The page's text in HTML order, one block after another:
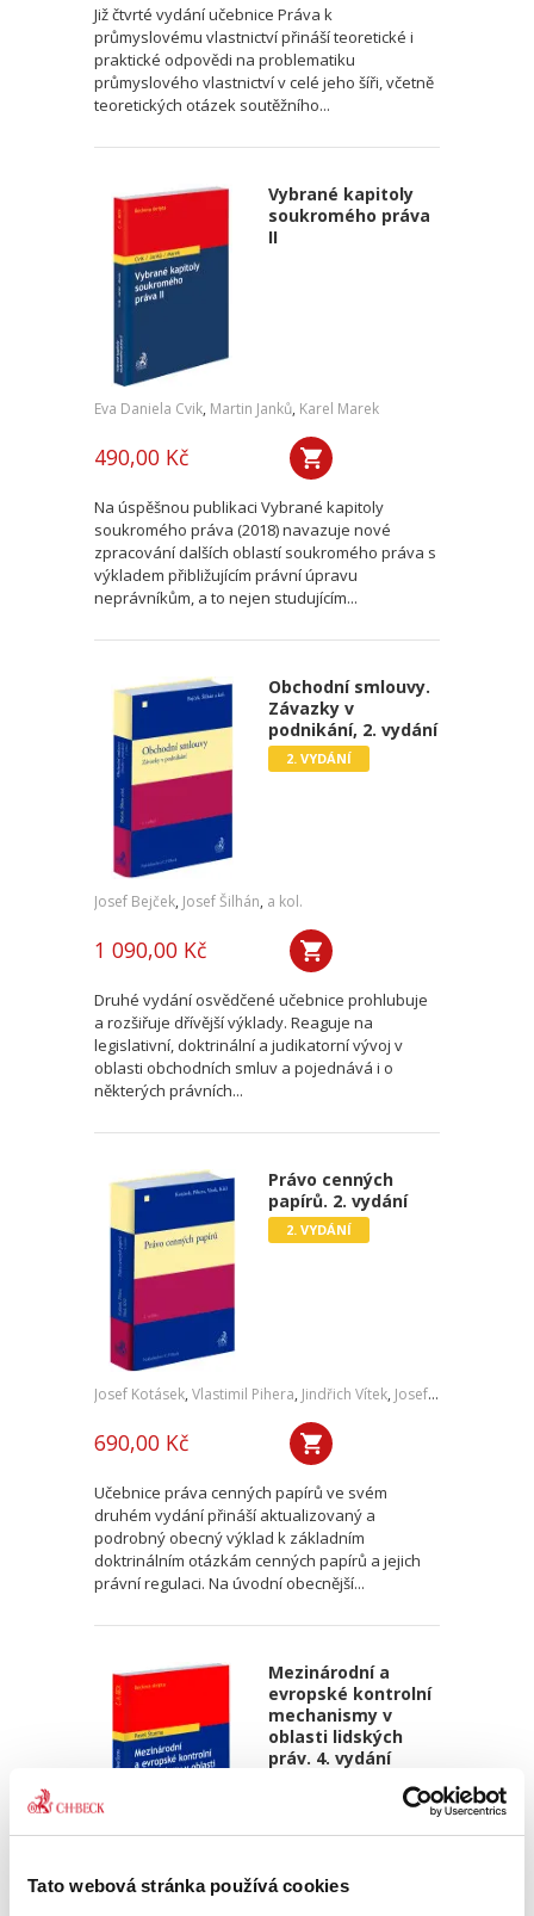
Tato webová stránka používá cookies
Již čtvrté vydání učebnice Práva k
průmyslovému vlastnictví přináší teoretické i
praktické odpovědi na problematiku
průmyslového vlastnictví v celé jeho šíři, včetně
teoretických otázek soutěžního...
Vybrané kapitoly
soukromého práva
II
Eva Daniela Cvik, Martin Janků, Karel Marek
490,00 Kč
Na úspěšnou publikaci Vybrané kapitoly
soukromého práva (2018) navazuje nové
zpracování dalších oblastí soukromého práva s
výkladem přibližujícím právní úpravu
neprávníkům, a to nejen studujícím...
Obchodní smlouvy.
Závazky v
podnikání, 2. vydání
2. VYDÁNÍ
Josef Bejček, Josef Šilhán, a kol.
1 090,00 Kč
Druhé vydání osvědčené učebnice prohlubuje
a rozšiřuje dřívější výklady. Reaguje na
legislativní, doktrinální a judikatorní vývoj v
oblasti obchodních smluv a pojednává i o
některých právních...
Právo cenných
papírů. 2. vydání
2. VYDÁNÍ
Josef Kotásek, Vlastimil Pihera, Jindřich Vítek, Josef Kříž
690,00 Kč
Učebnice práva cenných papírů ve svém
druhém vydání přináší aktualizovaný a
podrobný obecný výklad k základním
doktrinálním otázkám cenných papírů a jejich
právní regulaci. Na úvodní obecnější...
Mezinárodní a
evropské kontrolní
mechanismy v
oblasti lidských
práv. 4. vydání
Pavel Šturma